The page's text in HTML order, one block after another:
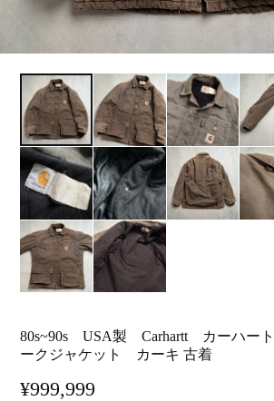
80s~90s USA製 Carhartt カーハー
ークジャケット カーキ 古着
¥999,999